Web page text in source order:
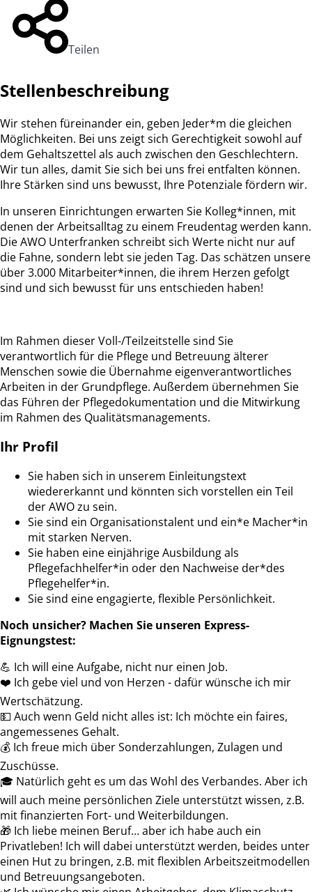
Teilen
Stellenbeschreibung
Wir stehen füreinander ein, geben Jeder*m die gleichen
Möglichkeiten. Bei uns zeigt sich Gerechtigkeit sowohl auf
dem Gehaltszettel als auch zwischen den Geschlechtern.
Wir tun alles, damit Sie sich bei uns frei entfalten können.
Ihre Stärken sind uns bewusst, Ihre Potenziale fördern wir.
In unseren Einrichtungen erwarten Sie Kolleg*innen, mit
denen der Arbeitsalltag zu einem Freudentag werden kann.
Die AWO Unterfranken schreibt sich Werte nicht nur auf
die Fahne, sondern lebt sie jeden Tag. Das schätzen unsere
über 3.000 Mitarbeiter*innen, die ihrem Herzen gefolgt
sind und sich bewusst für uns entschieden haben!
Im Rahmen dieser Voll-/Teilzeitstelle sind Sie
verantwortlich für die Pflege und Betreuung älterer
Menschen sowie die Übernahme eigenverantwortliches
Arbeiten in der Grundpflege. Außerdem übernehmen Sie
das Führen der Pflegedokumentation und die Mitwirkung
im Rahmen des Qualitätsmanagements.
Ihr Profil
Sie haben sich in unserem Einleitungstext
wiedererkannt und könnten sich vorstellen ein Teil
der AWO zu sein.
Sie sind ein Organisationstalent und ein*e Macher*in
mit starken Nerven.
Sie haben eine einjährige Ausbildung als
Pflegefachhelfer*in oder den Nachweise der*des
Pflegehelfer*in.
Sie sind eine engagierte, flexible Persönlichkeit.
Noch unsicher? Machen Sie unseren Express-
Eignungstest:
💪 Ich will eine Aufgabe, nicht nur einen Job.
❤️ Ich gebe viel und von Herzen - dafür wünsche ich mir
Wertschätzung.
💵 Auch wenn Geld nicht alles ist: Ich möchte ein faires,
angemessenes Gehalt.
💰 Ich freue mich über Sonderzahlungen, Zulagen und
Zuschüsse.
🎓 Natürlich geht es um das Wohl des Verbandes. Aber ich
will auch meine persönlichen Ziele unterstützt wissen, z.B.
mit finanzierten Fort- und Weiterbildungen.
🎁 Ich liebe meinen Beruf… aber ich habe auch ein
Privatleben! Ich will dabei unterstützt werden, beides unter
einen Hut zu bringen, z.B. mit flexiblen Arbeitszeitmodellen
und Betreuungsangeboten.